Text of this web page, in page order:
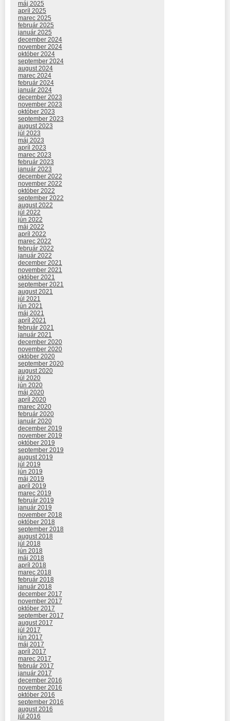
máj 2025
apríl 2025
marec 2025
február 2025
január 2025
december 2024
november 2024
október 2024
september 2024
august 2024
marec 2024
február 2024
január 2024
december 2023
november 2023
október 2023
september 2023
august 2023
júl 2023
máj 2023
apríl 2023
marec 2023
február 2023
január 2023
december 2022
november 2022
október 2022
september 2022
august 2022
júl 2022
jún 2022
máj 2022
apríl 2022
marec 2022
február 2022
január 2022
december 2021
november 2021
október 2021
september 2021
august 2021
júl 2021
jún 2021
máj 2021
apríl 2021
február 2021
január 2021
december 2020
november 2020
október 2020
september 2020
august 2020
júl 2020
jún 2020
máj 2020
apríl 2020
marec 2020
február 2020
január 2020
december 2019
november 2019
október 2019
september 2019
august 2019
júl 2019
jún 2019
máj 2019
apríl 2019
marec 2019
február 2019
január 2019
november 2018
október 2018
september 2018
august 2018
júl 2018
jún 2018
máj 2018
apríl 2018
marec 2018
február 2018
január 2018
december 2017
november 2017
október 2017
september 2017
august 2017
júl 2017
jún 2017
máj 2017
apríl 2017
marec 2017
február 2017
január 2017
december 2016
november 2016
október 2016
september 2016
august 2016
júl 2016